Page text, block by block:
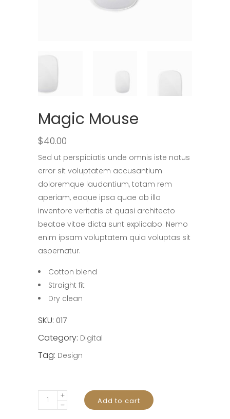
Magic Mouse
$40.00
Sed ut perspiciatis unde omnis iste natus
error sit voluptatem accusantium
doloremque laudantium, totam rem
aperiam, eaque ipsa quae ab illo
inventore veritatis et quasi architecto
beatae vitae dicta sunt explicabo. Nemo
enim ipsam voluptatem quia voluptas sit
aspernatur.
Cotton blend
Straight fit
Dry clean
SKU: 017
Category: Digital
Tag: Design
Magic
Mouse
Add to cart